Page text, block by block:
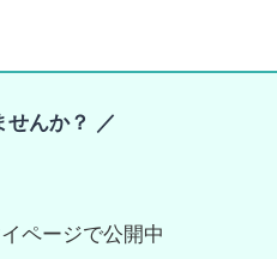
せんか？ ／
ページで公開中